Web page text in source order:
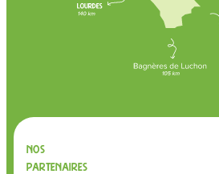
Nos
partenaires